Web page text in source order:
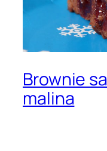
Brownie
malina